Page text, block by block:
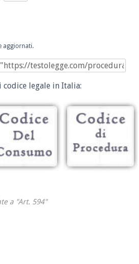
aggiornati.
legale in Italia:
a "Art. 594"